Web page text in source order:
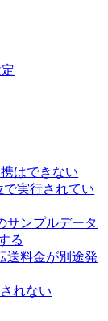
はできない
で実行されてい
サンプルデータ
る
送料金が別途発
れない